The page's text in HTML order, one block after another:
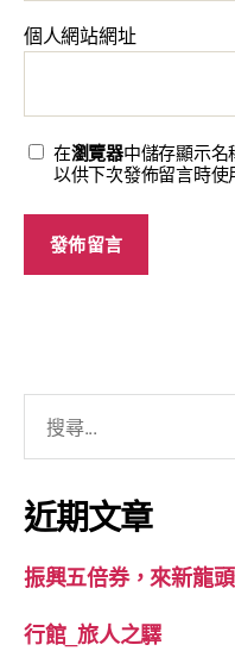
個人網站網址
在瀏覽器中儲存顯示名
以供下次發佈留言時使
關
鍵
字:
近期文章
振興五倍券，來新龍
行館_旅人之驛